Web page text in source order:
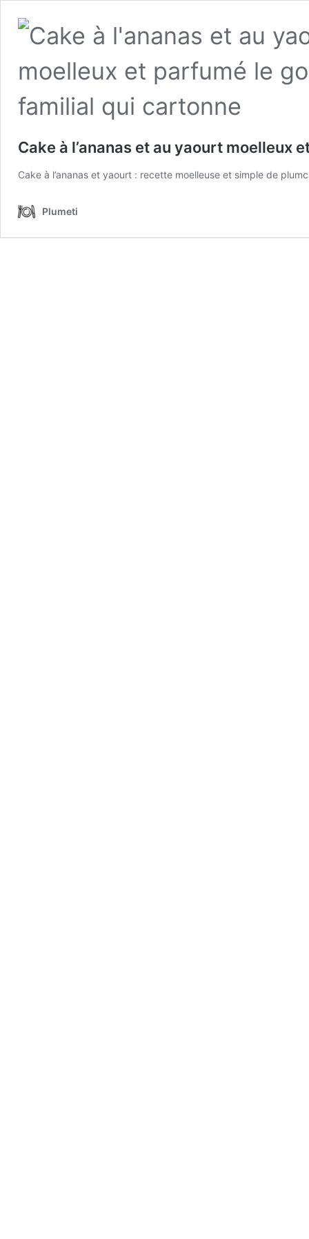
Cake à l’ananas et au yaourt
Cake à l’ananas et yaourt : recette moelleuse et simple de
Plumeti